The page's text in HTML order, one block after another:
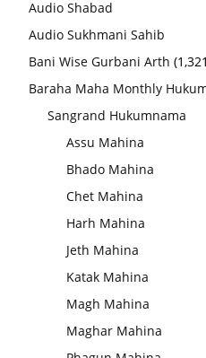
Audio Shabad
Audio Sukhmani Sahib
Bani Wise Gurbani Arth
Baraha Maha Monthly
Sangrand Hukumnama
Assu Mahina
Bhado Mahina
Chet Mahina
Harh Mahina
Jeth Mahina
Katak Mahina
Magh Mahina
Maghar Mahina